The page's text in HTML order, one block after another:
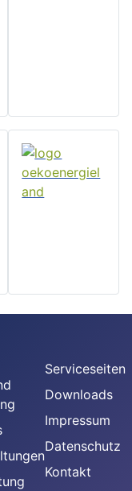
Serviceseiten
Downloads
Impressum
Datenschutz
Kontakt